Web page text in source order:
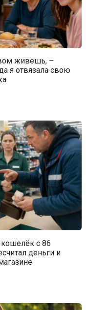
живешь, –
я отвязала свою
с 86
деньги и